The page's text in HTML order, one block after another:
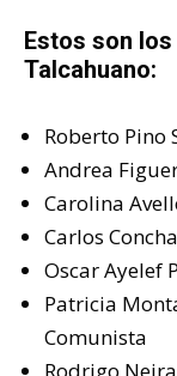
Estos son
Talcahuano:
Roberto Pino
Andrea
Carolina
Carlos
Oscar Ayelef
Patricia
Comunista